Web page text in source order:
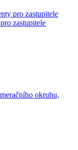
pro zastupitele
zastupitele
okruhu,